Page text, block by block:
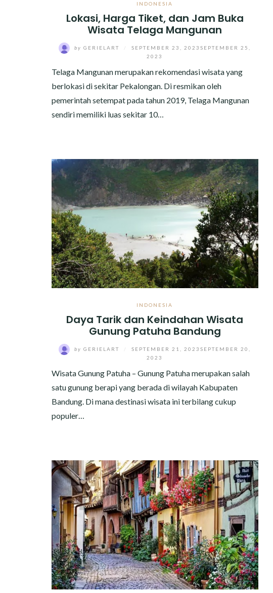
INDONESIA
Lokasi, Harga Tiket, dan Jam Buka
Wisata Telaga Mangunan
by GERIELART SEPTEMBER 23, 2023SEPTEMBER 25,
2023
Telaga Mangunan merupakan rekomendasi wisata yang
berlokasi di sekitar Pekalongan. Di resmikan oleh
pemerintah setempat pada tahun 2019, Telaga Mangunan
sendiri memiliki luas sekitar 10…
INDONESIA
Daya Tarik dan Keindahan Wisata
Gunung Patuha Bandung
by GERIELART SEPTEMBER 21, 2023SEPTEMBER 20,
2023
Wisata Gunung Patuha – Gunung Patuha merupakan salah
satu gunung berapi yang berada di wilayah Kabupaten
Bandung. Di mana destinasi wisata ini terbilang cukup
populer…